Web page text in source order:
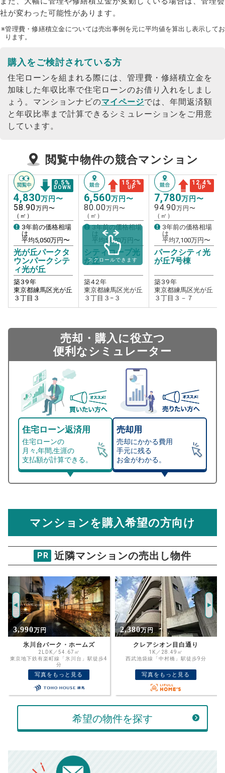
社が変わった可能性があります。
※管理費・修繕積立金については売出事例を元に平均値を算出し表示してお
ります。
購入をご検討されている方
住宅ローンを組まれる際には、管理費・修繕積立金を
加味した年収比率で住宅ローンのお借り入れをしまし
ょう。 マンションナビのマイページでは、年間返済額
と年収比率まで計算できるシミュレーションをご用意
しています。
閲覧中物件の競合マンション
0.5%
DOWN
4,830万円〜
58.90万円〜
（㎡）
3年前の価格相場
は
平均5,050万円〜
光が丘パークタ
ウンパークシテ
ィ光が丘
築39年
東京都練馬区光が丘
３丁目３
15.2%
UP
6,560万円〜
80.00万円〜
（㎡）
3年前の価格相場
は
平均 5,870万円〜
シティコープ光
が丘
築42年
東京都練馬区光が丘
３丁目３−３
12.4%
UP
7,780万円〜
94.90万円〜
（㎡）
3年前の価格相場
は
平均7,100万円〜
パークシティ光
が丘7号棟
築39年
東京都練馬区光が丘
３丁目３－７
スクロールできます
売却・購入に役立つ
便利なシミュレーター
住宅ローン返済用
住宅ローンの
月々,年間,生涯の
支払額が計算できる。
売却用
売却にかかる費用
手元に残る
お金がわかる。
総支払額シミュレーション
物件価格
万円
ご希望の
返済期間
年
住宅ローン
金利
%
ボーナス
返済金額
万円
万円
返済シミュレーション計算結果
マンション売却シミュレーター
光が丘パークタウンパークシティ光が
丘
試算条件 82㎡・7階
推定売却価格：4775万円
資金計画のために査定額や希望売却価
格を入力して活用するのもおすすめ◎
売却価格
万円
万円
計算する
売却にかかる費用
マンションを購入希望の方向け
PR 近隣マンションの売出し物件
2,380万円
クレアシオン目白通り
1K／28.49㎡
西武池袋線「中村橋」駅徒歩9分
写真をもっと見る
5,190万円
ソフトタウン石神井台 2階
4LDK／98.45㎡
西武池袋線「石神井公園」駅徒歩21分
写真をもっと見る
希望の物件を探す